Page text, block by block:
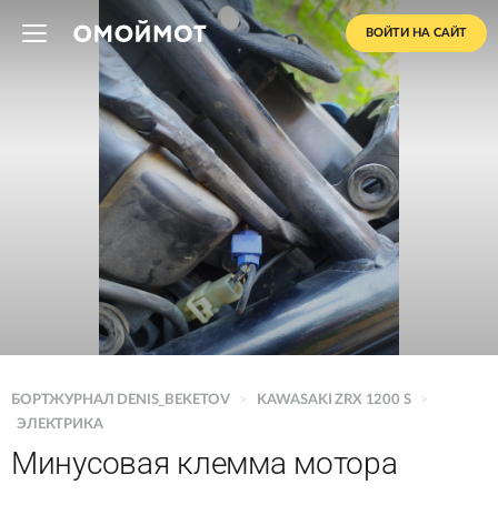
ВОЙТИ НА САЙТ
БОРТЖУРНАЛ DENIS_BEKETOV > KAWASAKI ZRX 1200 S
>
ЭЛЕКТРИКА
Минусовая клемма мотора